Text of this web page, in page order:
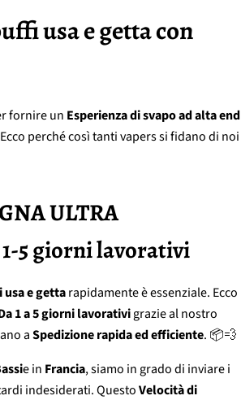
usa e getta con
fornire un Esperienza di svapo ad alta end
perché così tanti vapers si fidano di noi
ULTRA
5 giorni lavorativi
e gettarapidamente è essenziale. Ecco
1 a 5 giorni lavorativigrazie al nostro
aSpedizione rapida ed efficiente. 📦💨
e in Francia, siamo in grado di inviare i
indesiderati. QuestoVelocità di